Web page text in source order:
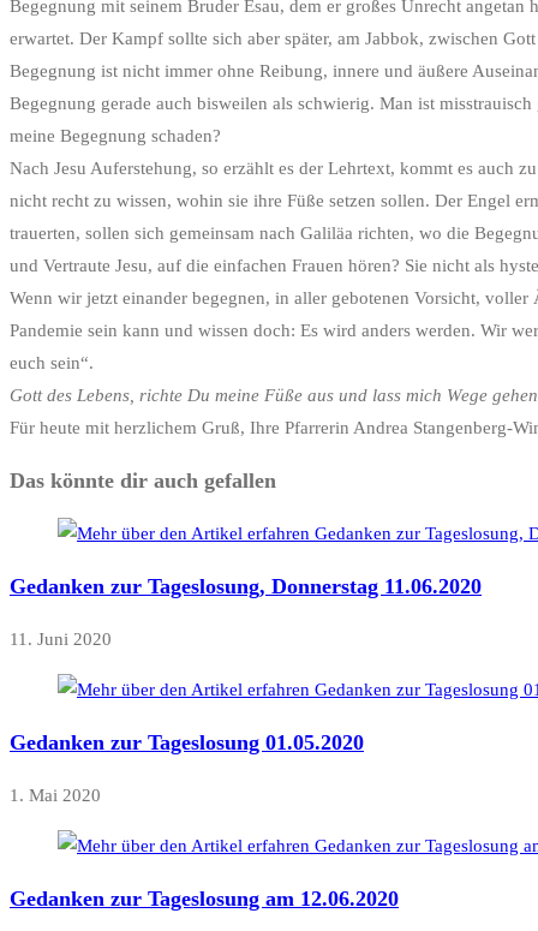
Begegnung mit seinem Bruder Esau, dem er großes Unrecht
erwartet. Der Kampf sollte sich aber später, am Jabbok, zwischen
Begegnung ist nicht immer ohne Reibung, innere und äußere
Begegnung gerade auch bisweilen als schwierig. Man ist
meine Begegnung schaden?
Nach Jesu Auferstehung, so erzählt es der Lehrtext, kommt es auch
nicht recht zu wissen, wohin sie ihre Füße setzen sollen. Der Engel
trauerten, sollen sich gemeinsam nach Galiläa richten, wo die
und Vertraute Jesu, auf die einfachen Frauen hören? Sie nicht als
Wenn wir jetzt einander begegnen, in aller gebotenen Vorsicht,
Pandemie sein kann und wissen doch: Es wird anders werden. Wir
euch sein“.
Gott des Lebens, richte Du meine Füße aus und lass mich Wege
Für heute mit herzlichem Gruß, Ihre Pfarrerin Andrea Stangenberg-
Das könnte dir auch gefallen
Gedanken zur Tageslosung, Donnerstag 11.06.2020
11. Juni 2020
Gedanken zur Tageslosung 01.05.2020
1. Mai 2020
Gedanken zur Tageslosung am 12.06.2020